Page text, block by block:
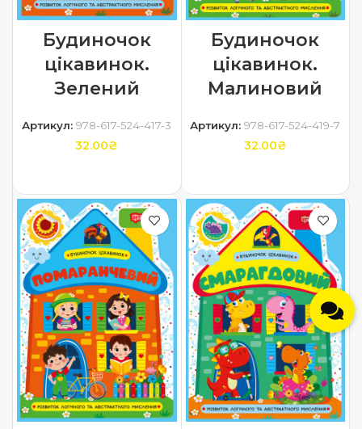
Будиночок
цікавинок.
Зелений
Артикул:978-617-524-417-3
32.00₴
Будиночок
цікавинок.
Малиновий
Артикул:978-617-524-419-7
32.00₴